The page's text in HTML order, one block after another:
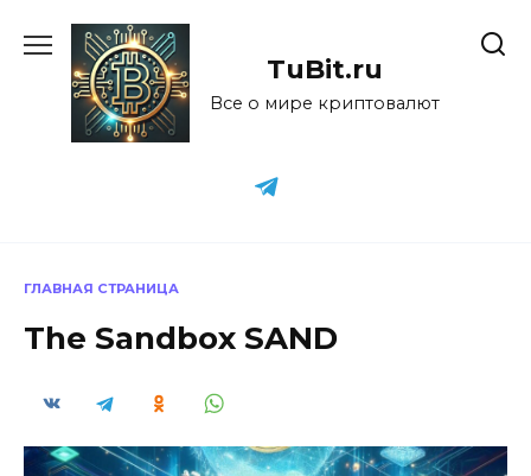
содержанию
TuBit.ru
Все о мире криптовалют
ГЛАВНАЯ СТРАНИЦА
The Sandbox SAND